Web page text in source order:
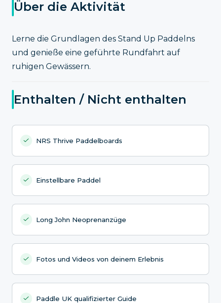
Über die Aktivität
Lerne die Grundlagen des Stand Up Paddelns
und genieße eine geführte Rundfahrt auf
ruhigen Gewässern.
Enthalten / Nicht enthalten
NRS Thrive Paddelboards
Einstellbare Paddel
Long John Neoprenanzüge
Fotos und Videos von deinem Erlebnis
Paddle UK qualifizierter Guide